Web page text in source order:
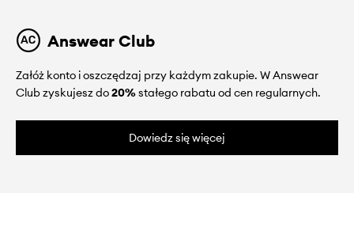
Answear Club
Załóż konto i oszczędzaj przy każdym zakupie. W Answear
Club zyskujesz do20%stałego rabatu od cen regularnych.
Dowiedz się więcej